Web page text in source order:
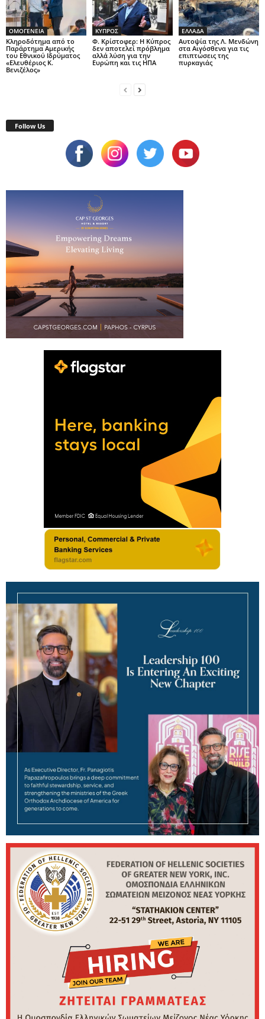
ΟΜΟΓΕΝΕΙΑ
Κληροδότημα από το
Παράρτημα Αμερικής
του Εθνικού Ιδρύματος
«Ελευθέριος Κ.
Βενιζέλος»
ΚΥΠΡΟΣ
Φ. Κρίστοφερ: Η Κύπρος
δεν αποτελεί πρόβλημα
αλλά λύση για την
Ευρώπη και τις ΗΠΑ
ΕΛΛΑΔΑ
Αυτοψία της Λ. Μενδώνη
στα Αιγόσθενα για τις
επιπτώσεις της
πυρκαγιάς
Follow Us